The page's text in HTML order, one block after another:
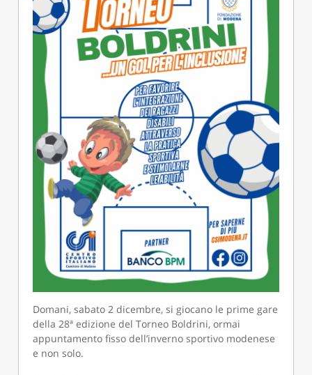
Domani, sabato 2 dicembre, si giocano le prime gare
della 28ª edizione del Torneo Boldrini, ormai
appuntamento fisso dell’inverno sportivo modenese
e non solo.